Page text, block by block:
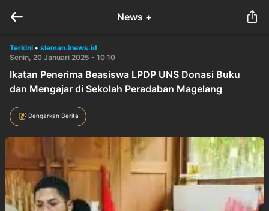
News +
Terkini • sleman.inews.id
Senin, 20 Januari 2025 - 10:10
Ikatan Penerima Beasiswa LPDP UNS Donasi Buku
dan Mengajar di Sekolah Peradaban Magelang
Dengarkan Berita